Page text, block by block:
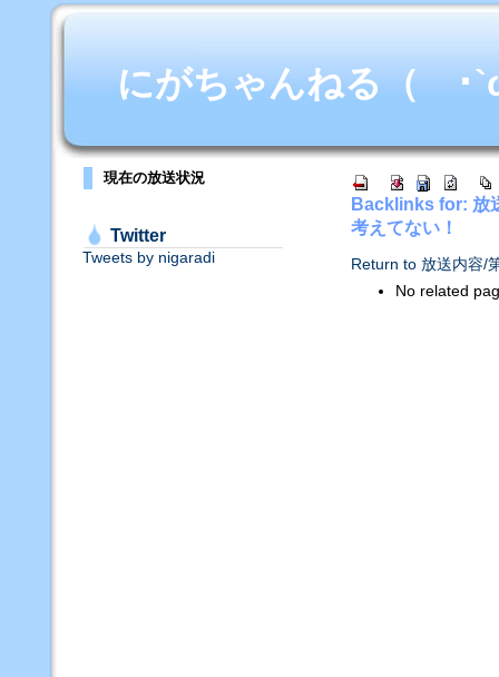
にがちゃんねる（ ･
現在の放送状況
Twitter
Tweets by nigaradi
Backlinks for: 放
考えてない！
Return to 放送内容/
No related